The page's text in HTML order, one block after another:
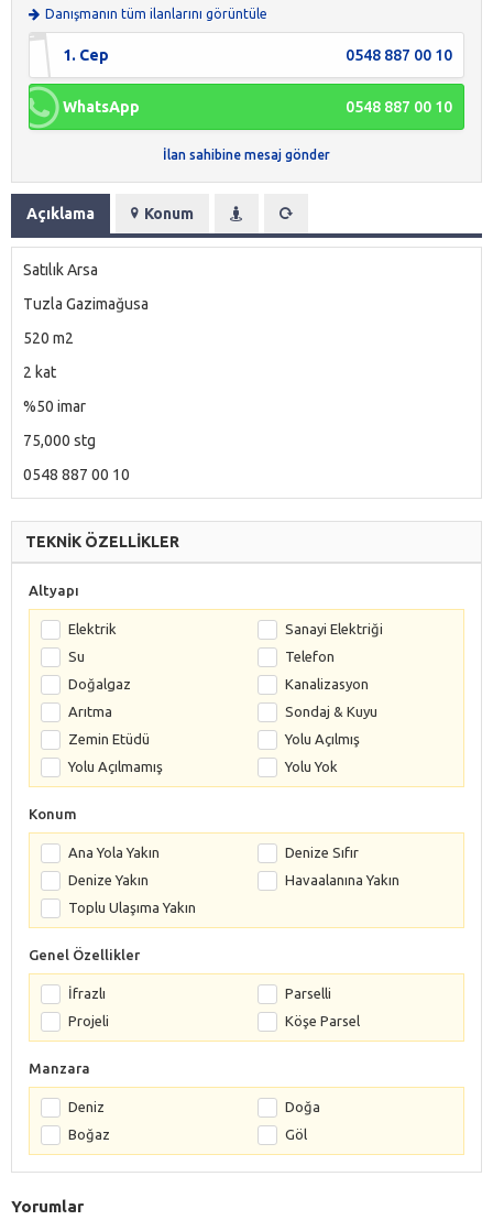
Danışmanın tüm ilanlarını görüntüle
1. Cep 0548 887 00 10
WhatsApp 0548 887 00 10
İlan sahibine mesaj gönder
Açıklama Konum
Satılık Arsa
Tuzla Gazimağusa
520 m2
2 kat
%50 imar
75,000 stg
0548 887 00 10
TEKNİK ÖZELLİKLER
Altyapı
Elektrik
Sanayi Elektriği
Su
Telefon
Doğalgaz
Kanalizasyon
Arıtma
Sondaj & Kuyu
Zemin Etüdü
Yolu Açılmış
Yolu Açılmamış
Yolu Yok
Konum
Ana Yola Yakın
Denize Sıfır
Denize Yakın
Havaalanına Yakın
Toplu Ulaşıma Yakın
Genel Özellikler
İfrazlı
Parselli
Projeli
Köşe Parsel
Manzara
Deniz
Doğa
Boğaz
Göl
Yorumlar